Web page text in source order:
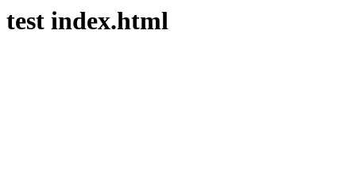
test index.html